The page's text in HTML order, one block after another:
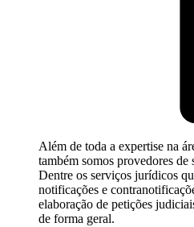
Além de toda a expertise na
também somos provedores
Dentre os serviços jurídicos
notificações e
elaboração de petições
de forma geral.